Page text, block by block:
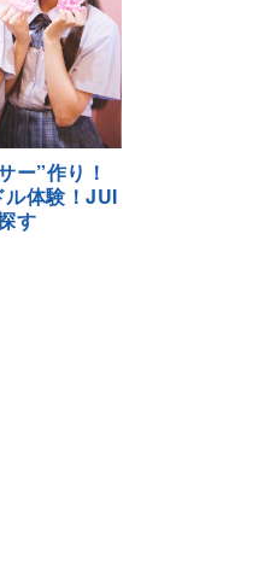
ー”作り！
ル体験！JUI
す